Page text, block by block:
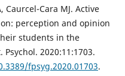
Caurcel-Cara MJ. Active
perception and opinion
students in the
2020:11:1703.
fpsyg.2020.01703.